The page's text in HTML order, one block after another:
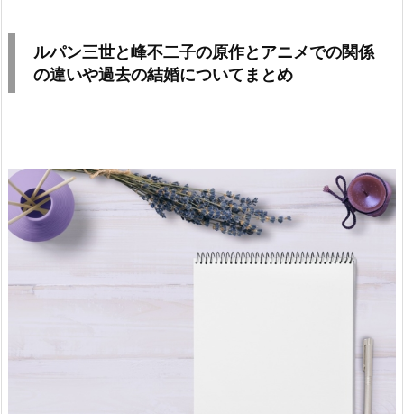
ルパン三世と峰不二子の原作とアニメでの関係
の違いや過去の結婚についてまとめ